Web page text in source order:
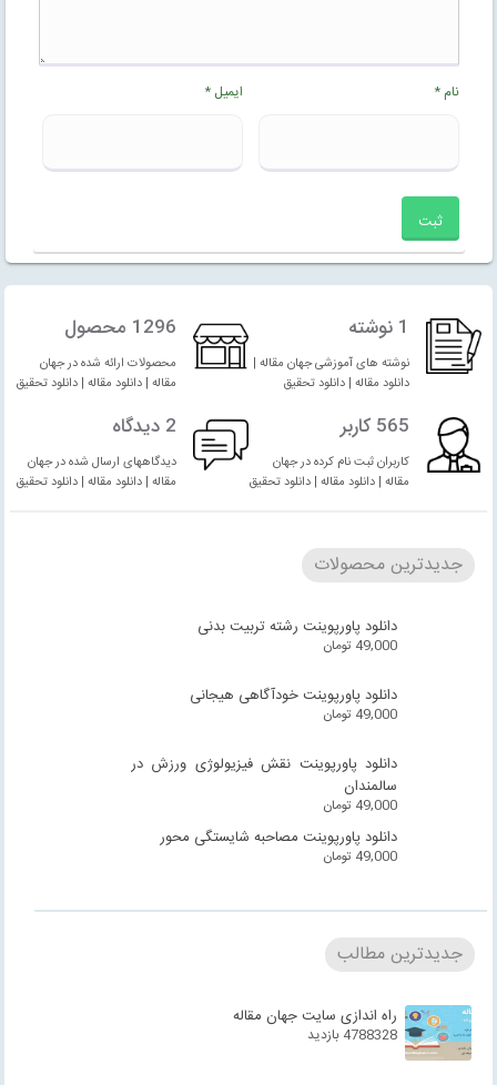
نام* ایمیل*
1 نوشته
نوشته های آموزشی جهان مقاله |
دانلود مقاله | دانلود تحقیق
1296 محصول
محصولات ارائه شده در جهان
مقاله | دانلود مقاله | دانلود تحقیق
565 کاربر
کاربران ثبت نام کرده در جهان
مقاله | دانلود مقاله | دانلود تحقیق
2 دیدگاه
دیدگاههای ارسال شده در جهان
مقاله | دانلود مقاله | دانلود تحقیق
جدیدترین محصولات
دانلود پاورپوینت رشته تربیت بدنی
49,000 تومان
دانلود پاورپوینت خودآگاهی هیجانی
49,000 تومان
دانلود پاورپوینت نقش فیزیولوژی ورزش در
سالمندان
49,000 تومان
دانلود پاورپوینت مصاحبه شایستگی محور
49,000 تومان
جدیدترین مطالب
راه اندازی سایت جهان مقاله
4788328 بازدید